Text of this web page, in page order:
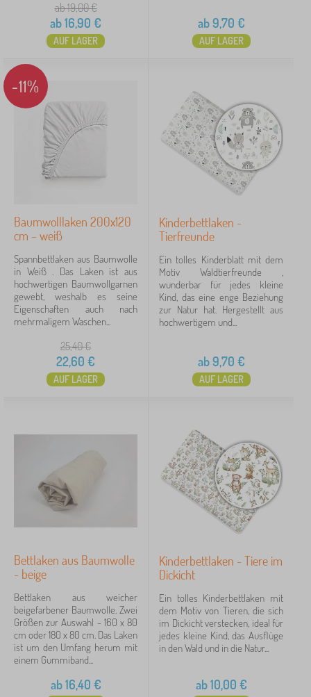
Filtern
Suche innerhalb des filters
Verfügbarkeit
Unterkategorien
Tags
Märchenfiguren
Marken
FILTERN
ab 19,00€
ab16,90 €
AUF LAGER
ab9,70 €
AUF LAGER
-11%
Baumwolllaken 200x120
cm – weiß
Spannbettlaken aus Baumwolle
in Weiß . Das Laken ist aus
hochwertigen Baumwollgarnen
gewebt, weshalb es seine
Eigenschaften auch nach
mehrmaligem Waschen...
25,40€
22,60 €
AUF LAGER
Kinderbettlaken -
Tierfreunde
Ein tolles Kinderblatt mit dem
Motiv Waldtierfreunde ,
wunderbar für jedes kleine
Kind, das eine enge Beziehung
zur Natur hat. Hergestellt aus
hochwertigem und...
ab9,70 €
AUF LAGER
Bettlaken aus Baumwolle
- beige
Bettlaken aus weicher
beigefarbener Baumwolle. Zwei
Größen zur Auswahl - 160 x 80
cm oder 180 x 80 cm. Das Laken
ist um den Umfang herum mit
einem Gummiband...
ab16,40 €
Kinderbettlaken - Tiere im
Dickicht
Ein tolles Kinderbettlaken mit
dem Motiv von Tieren, die sich
im Dickicht verstecken, ideal für
jedes kleine Kind, das Ausflüge
in den Wald und in die Natur...
ab10,00 €